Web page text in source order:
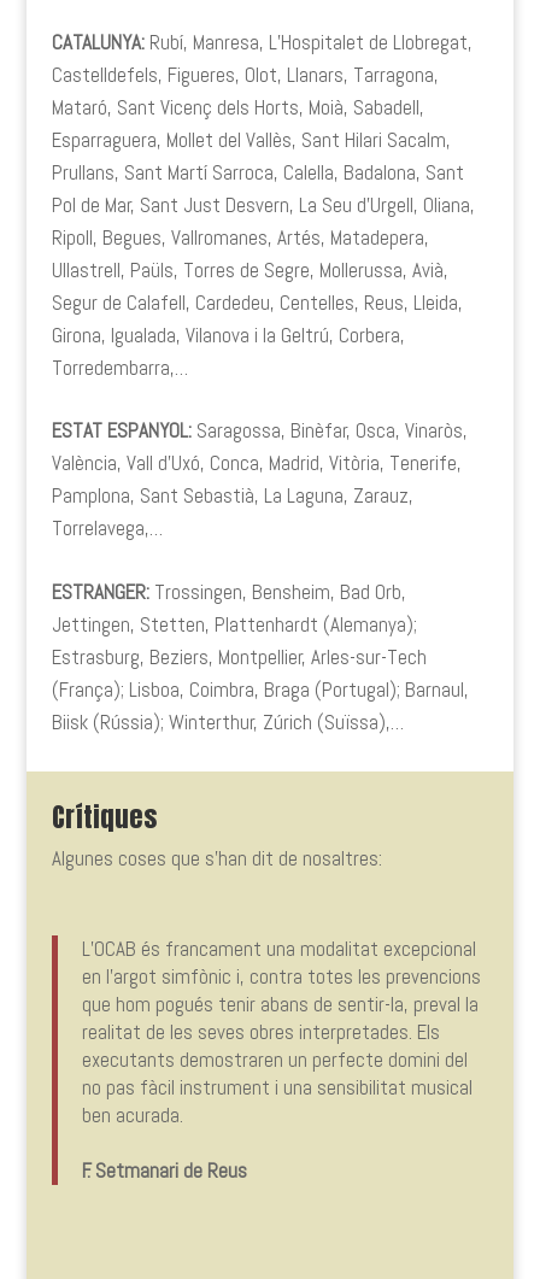
CATALUNYA:Rubí, Manresa, L’Hospitalet de Llobregat,
Castelldefels, Figueres, Olot, Llanars, Tarragona,
Mataró, Sant Vicenç dels Horts, Moià, Sabadell,
Esparraguera, Mollet del Vallès, Sant Hilari Sacalm,
Prullans, Sant Martí Sarroca, Calella, Badalona, Sant
Pol de Mar, Sant Just Desvern, La Seu d’Urgell, Oliana,
Ripoll, Begues, Vallromanes, Artés, Matadepera,
Ullastrell, Paüls, Torres de Segre, Mollerussa, Avià,
Segur de Calafell, Cardedeu, Centelles, Reus, Lleida,
Girona, Igualada, Vilanova i la Geltrú, Corbera,
Torredembarra,…
ESTAT ESPANYOL:Saragossa, Binèfar, Osca, Vinaròs,
València, Vall d’Uxó, Conca, Madrid, Vitòria, Tenerife,
Pamplona, Sant Sebastià, La Laguna, Zarauz,
Torrelavega,…
ESTRANGER:Trossingen, Bensheim, Bad Orb,
Jettingen, Stetten, Plattenhardt (Alemanya);
Estrasburg, Beziers, Montpellier, Arles-sur-Tech
(França); Lisboa, Coimbra, Braga (Portugal); Barnaul,
Biisk (Rússia); Winterthur, Zúrich (Suïssa),…
Crítiques
Algunes coses que s’han dit de nosaltres:
L’OCAB és francament una modalitat excepcional
en l’argot simfònic i, contra totes les prevencions
que hom pogués tenir abans de sentir-la, preval la
realitat de les seves obres interpretades. Els
executants demostraren un perfecte domini del
no pas fàcil instrument i una sensibilitat musical
ben acurada.
F. Setmanari de Reus